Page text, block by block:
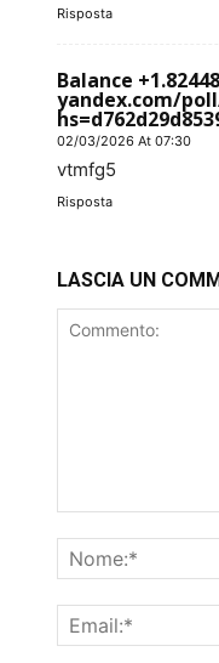
Risposta
Balance
yandex.com/
02/03/2026 At 07:30
vtmfg5
Risposta
LASCIA UN